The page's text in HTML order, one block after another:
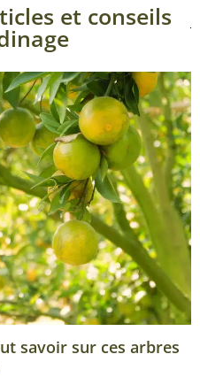
et conseils
savoir sur ces arbres